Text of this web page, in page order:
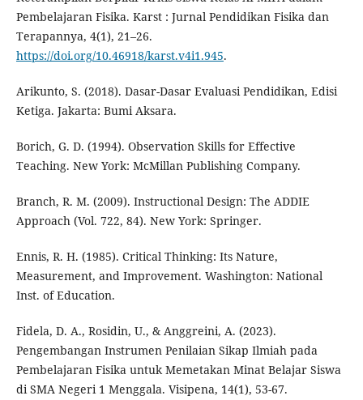
Pembelajaran Fisika. Karst : Jurnal Pendidikan Fisika dan
Terapannya, 4(1), 21–26.
https://doi.org/10.46918/karst.v4i1.945.
Arikunto, S. (2018). Dasar-Dasar Evaluasi Pendidikan, Edisi
Ketiga. Jakarta: Bumi Aksara.
Borich, G. D. (1994). Observation Skills for Effective
Teaching. New York: McMillan Publishing Company.
Branch, R. M. (2009). Instructional Design: The ADDIE
Approach (Vol. 722, 84). New York: Springer.
Ennis, R. H. (1985). Critical Thinking: Its Nature,
Measurement, and Improvement. Washington: National
Inst. of Education.
Fidela, D. A., Rosidin, U., & Anggreini, A. (2023).
Pengembangan Instrumen Penilaian Sikap Ilmiah pada
Pembelajaran Fisika untuk Memetakan Minat Belajar Siswa
di SMA Negeri 1 Menggala. Visipena, 14(1), 53-67.